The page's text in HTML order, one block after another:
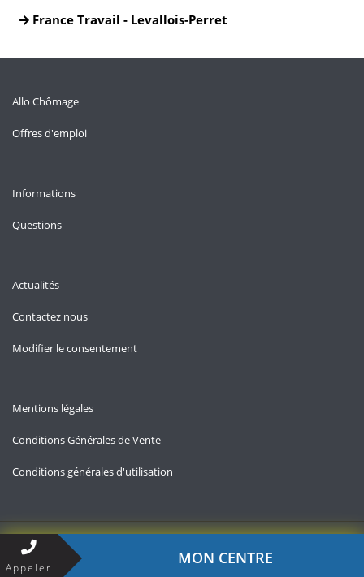
France Travail - Levallois-Perret
Allo Chômage
Offres d'emploi
Informations
Questions
Actualités
Contactez nous
Modifier le consentement
Mentions légales
Conditions Générales de Vente
Conditions générales d'utilisation
Copyright © 2026 — Allo-chomage.fr
Appeler
MON CENTRE